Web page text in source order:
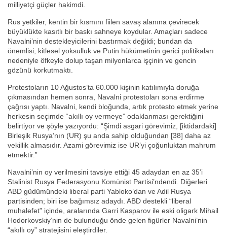
milliyetçi güçler hakimdi.
Rus yetkiler, kentin bir kısmını fiilen savaş alanına çevirecek
büyüklükte kasıtlı bir baskı sahneye koydular. Amaçları sadece
Navalni’nin destekleyicilerini bastırmak değildi; bundan da
önemlisi, kitlesel yoksulluk ve Putin hükümetinin gerici politikaları
nedeniyle öfkeyle dolup taşan milyonlarca işçinin ve gencin
gözünü korkutmaktı.
Protestoların 10 Ağustos’ta 60.000 kişinin katılımıyla doruğa
çıkmasından hemen sonra, Navalni protestoları sona erdirme
çağrısı yaptı. Navalni, kendi bloğunda, artık protesto etmek yerine
herkesin seçimde “akıllı oy vermeye” odaklanması gerektiğini
belirtiyor ve şöyle yazıyordu: “Şimdi asgari görevimiz, [iktidardaki]
Birleşik Rusya’nın (UR) şu anda sahip olduğundan [38] daha az
vekillik almasıdır. Azami görevimiz ise UR’yi çoğunluktan mahrum
etmektir.”
Navalni’nin oy verilmesini tavsiye ettiği 45 adaydan en az 35’i
Stalinist Rusya Federasyonu Komünist Partisi’ndendi. Diğerleri
ABD güdümündeki liberal parti Yabloko’dan ve Adil Rusya
partisinden; biri ise bağımsız adaydı. ABD destekli “liberal
muhalefet” içinde, aralarında Garri Kasparov ile eski oligark Mihail
Hodorkovskiy’nin de bulunduğu önde gelen figürler Navalni’nin
“akıllı oy” stratejisini eleştirdiler.